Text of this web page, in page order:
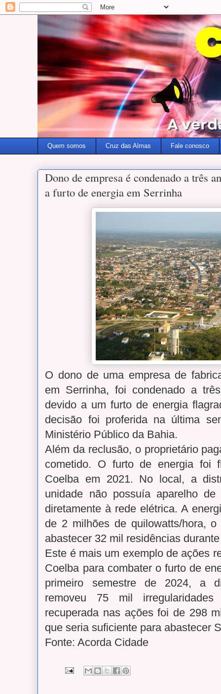
Quem somos Cruz das Almas Fale conosco
Dono de empresa é condenado a três
a furto de energia em Serrinha
O dono de uma empresa de
em Serrinha, foi condenado a
devido a um furto de energia
decisão foi proferida na última
Ministério Público da Bahia.
Além da reclusão, o proprietário
cometido. O furto de energia foi
Coelba em 2021. No local, a
unidade não possuía aparelho de
diretamente à rede elétrica. A
de 2 milhões de quilowatts/hora,
abastecer 32 mil residências
Este é mais um exemplo de ações
Coelba para combater o furto de
primeiro semestre de 2024, a
removeu 75 mil
recuperada nas ações foi de 298
que seria suficiente para abastecer
Fonte: Acorda Cidade